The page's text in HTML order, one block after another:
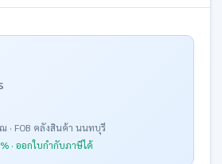
· FOB คลังสินค้า นนทบุรี
· ออกใบกำกับภาษีได้